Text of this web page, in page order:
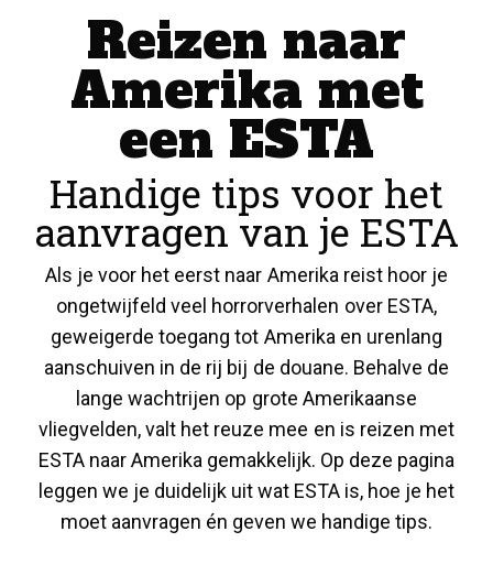
Reizen naar
Amerika met
een ESTA
Handige tips voor het
aanvragen van je ESTA
Als je voor het eerst naar Amerika reist hoor je
ongetwijfeld veel horrorverhalen over ESTA,
geweigerde toegang tot Amerika en urenlang
aanschuiven in de rij bij de douane. Behalve de
lange wachtrijen op grote Amerikaanse
vliegvelden, valt het reuze mee en is reizen met
ESTA naar Amerika gemakkelijk. Op deze pagina
leggen we je duidelijk uit wat ESTA is, hoe je het
moet aanvragen én geven we handige tips.